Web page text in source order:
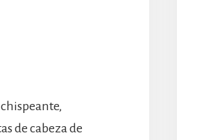
de cabeza de